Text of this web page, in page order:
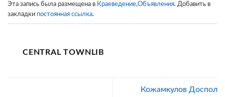
Эта запись была размещена в Краеведение,Объявления. Добавить в
закладки постоянная ссылка.
CENTRAL TOWNLIB
Кожамкулов Доспол